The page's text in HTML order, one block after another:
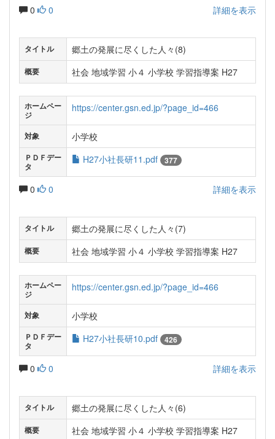
0 0 詳細を表示
タイトル 郷土の発展に尽くした人々(8)
概要 社会 地域学習 小４ 小学校 学習指導案 H27
ホームペー
ジ
https://center.gsn.ed.jp/?page_id=466
対象 小学校
ＰＤＦデー
タ
H27小社長研11.pdf 377
0 0 詳細を表示
タイトル 郷土の発展に尽くした人々(7)
概要 社会 地域学習 小４ 小学校 学習指導案 H27
ホームペー
ジ
https://center.gsn.ed.jp/?page_id=466
対象 小学校
ＰＤＦデー
タ
H27小社長研10.pdf 426
0 0 詳細を表示
タイトル 郷土の発展に尽くした人々(6)
概要 社会 地域学習 小４ 小学校 学習指導案 H27